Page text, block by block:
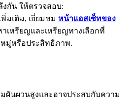
10% APR
| Daily Rewards
6.5% APR
กัน ให้ตรวจสอบ:
มเติม, เยี่ยมชม หน้าแอสเซ็ทของ
เหรียญและเหรียญทางเลือกที่
มู่หรือประสิทธิภาพ.
ผันผวนสูงและอาจประสบกับความ